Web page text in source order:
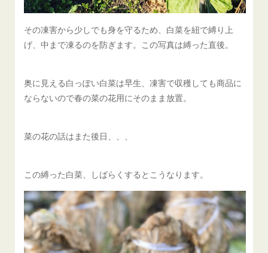
その凍害から少しでも身を守るため、白菜を紐で縛り上
げ、中まで凍るのを防ぎます。この写真は縛った直後。
奥に見える白っぽい白菜は早生、凍害で収穫しても商品に
ならないので春の菜の花用にそのまま放置。
菜の花の話はまた後日、、、
この縛った白菜、しばらくするとこうなります。